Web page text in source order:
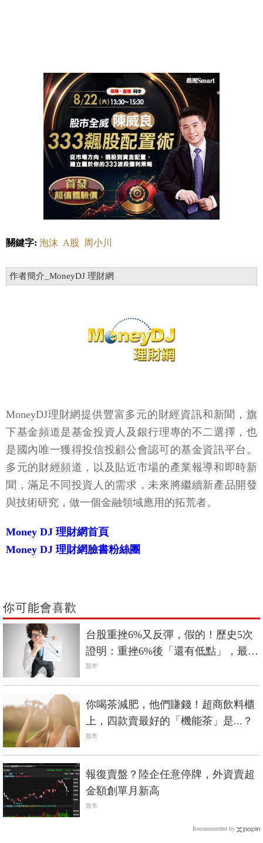
關鍵字: 泡沫 A股 周小川
作者簡介_MoneyDJ 理財網
MoneyDJ理財網提供豐富多元的財經資訊和新聞，旗
下基金頻道是基金投資人及銀行理專的不二選擇，也
是國內唯一獲得投信投顧公會認可的基金資訊平台。
多元的財經頻道，以及貼近市場的產業報導和即時新
聞，滿足不同投資人的需求，未來將繼續新產品開發
與技術研究，做一個金融領域應用的拓荒者。
Money DJ 理財網首頁
Money DJ 理財網臉書粉絲團
你可能會喜歡
台股重挫6%又反彈，假的！歷史5次
證明：重挫6%後「還有低點」，最低
曾到3千點！
股市
你喝茶減肥，他們賺錢！超商飲料櫃
上，四款賣最好的「機能茶」是...？
股市
報復賣盤？陸企任意停牌，外資賣超
金額創單月新高
股市
Recommended by